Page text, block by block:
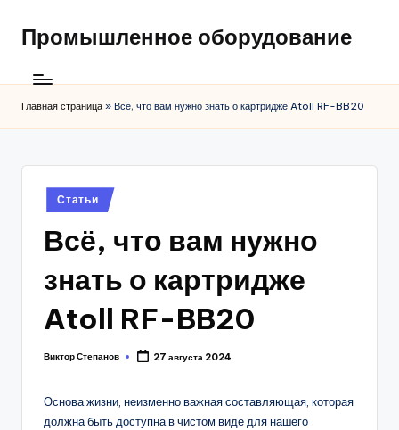
Промышленное оборудование
Главная страница » Всё, что вам нужно знать о картридже Atoll RF-BB20
Posted
in
Статьи
Всё, что вам нужно
знать о картридже
Atoll RF-BB20
Posted
Виктор Степанов 27 августа 2024
Основа жизни, неизменно важная составляющая, которая
должна быть доступна в чистом виде для нашего